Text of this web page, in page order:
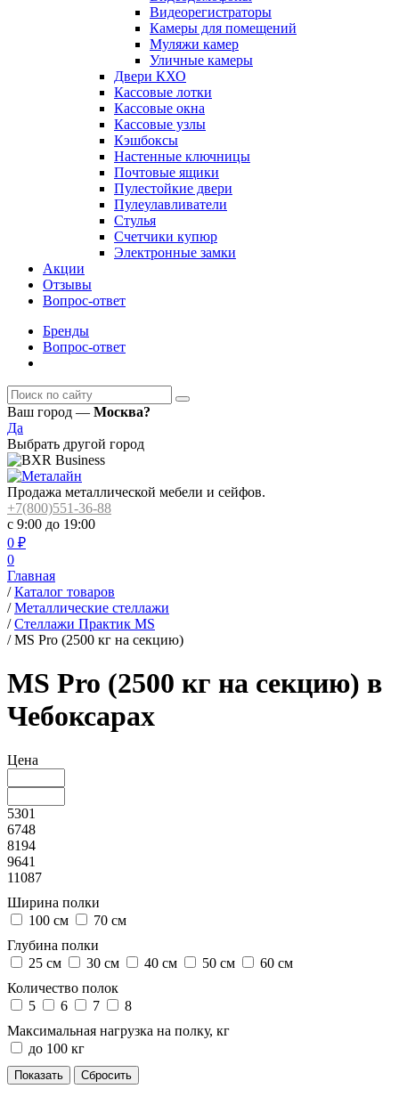
Видеорегистраторы
Камеры для помещений
Муляжи камер
Уличные камеры
Двери КХО
Кассовые лотки
Кассовые окна
Кассовые узлы
Кэшбоксы
Настенные ключницы
Почтовые ящики
Пулестойкие двери
Пулеулавливатели
Стулья
Счетчики купюр
Электронные замки
Акции
Отзывы
Вопрос-ответ
Бренды
Вопрос-ответ
Ваш город — Москва?
Да
Выбрать другой город
Продажа металлической мебели и сейфов.
+7(800)551-36-88
с 9:00 до 19:00
0 ₽
0
Главная
/ Каталог товаров
/ Металлические стеллажи
/ Стеллажи Практик MS
/ MS Pro (2500 кг на секцию)
MS Pro (2500 кг на секцию) в
Чебоксарах
Цена
5301
6748
8194
9641
11087
Ширина полки
100 см
70 см
Глубина полки
25 см
30 см 40 см 50 см
60 см
Количество полок
5
6 7
8
Максимальная нагрузка на полку, кг
до 100 кг